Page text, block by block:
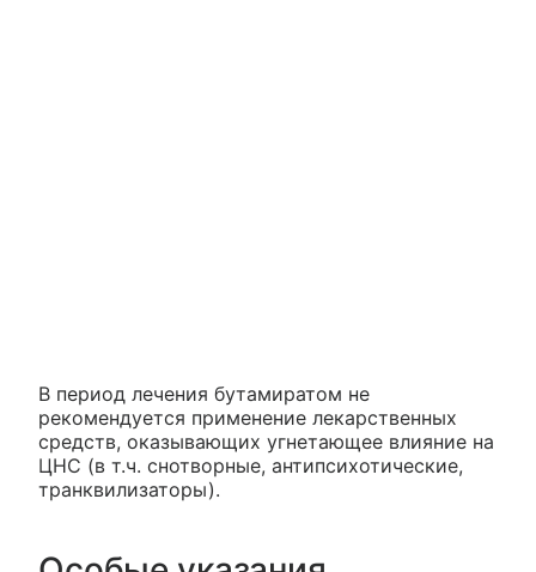
В период лечения бутамиратом не
рекомендуется применение лекарственных
средств, оказывающих угнетающее влияние на
ЦНС (в т.ч. снотворные, антипсихотические,
транквилизаторы).